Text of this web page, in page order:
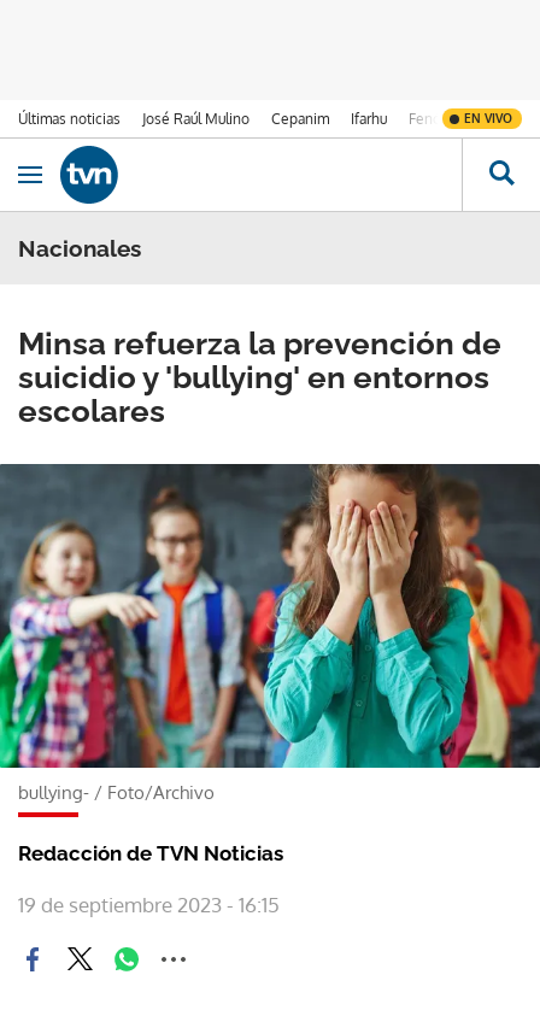
Últimas noticias José Raúl Mulino Cepanim Ifarhu Fenómeno de El
EN VIVO
Ir al contenido
Obrir navegació
Nacionales
Minsa refuerza la prevención de
suicidio y 'bullying' en entornos
escolares
bullying- / Foto/Archivo
Redacción de TVN Noticias
19 de septiembre 2023 - 16:15